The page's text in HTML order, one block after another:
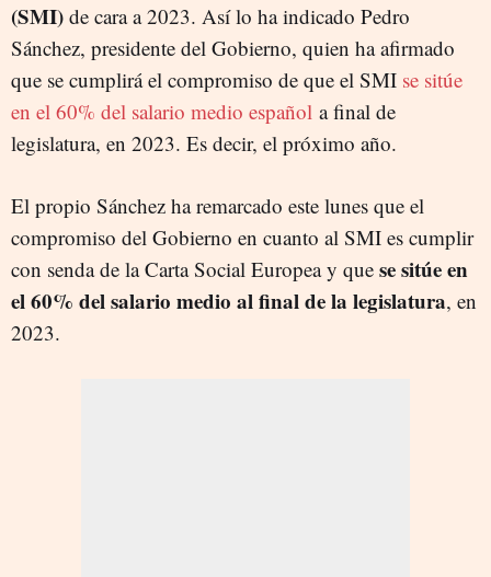
(SMI) de cara a 2023. Así lo ha indicado Pedro
Sánchez, presidente del Gobierno, quien ha afirmado
que se cumplirá el compromiso de que el SMI se sitúe
en el 60% del salario medio español a final de
legislatura, en 2023. Es decir, el próximo año.
El propio Sánchez ha remarcado este lunes que el
compromiso del Gobierno en cuanto al SMI es cumplir
con senda de la Carta Social Europea y que se sitúe en
el 60% del salario medio al final de la legislatura, en
2023.